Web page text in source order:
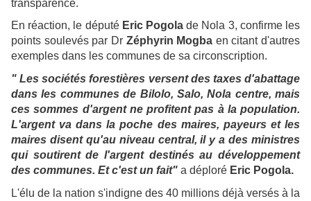
transparence.
En réaction, le député Eric Pogola de Nola 3, confirme les
points soulevés par Dr Zéphyrin Mogba en citant d'autres
exemples dans les communes de sa circonscription.
" Les sociétés forestières versent des taxes d'abattage
dans les communes de Bilolo, Salo, Nola centre, mais
ces sommes d'argent ne profitent pas à la population.
L'argent va dans la poche des maires, payeurs et les
maires disent qu'au niveau central, il y a des ministres
qui soutirent de l'argent destinés au développement
des communes. Et c'est un fait" a déploré Eric Pogola.
L'élu de la nation s'indigne des 40 millions déjà versés à la